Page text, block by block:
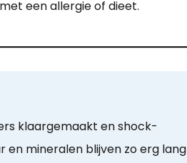
een allergie of dieet.
klaargemaakt en shock-
en mineralen blijven zo erg lang